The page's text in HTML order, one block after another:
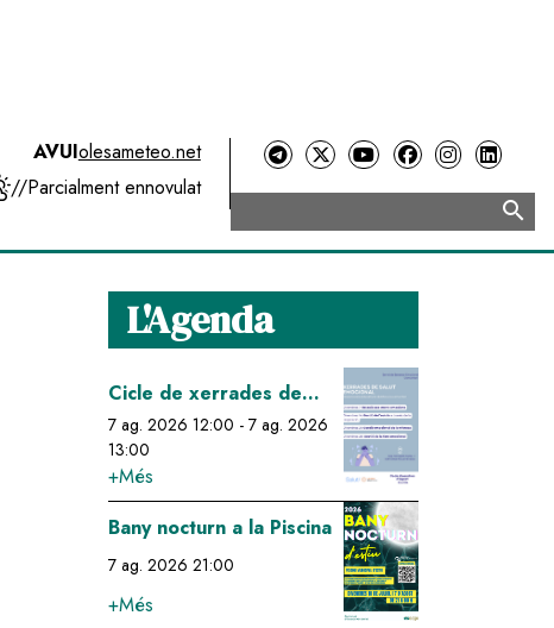
AVUIolesameteo.net
//Parcialment ennovulat
search
L'Agenda
Cicle de xerrades de
salut emocional: relació
cos-ment-emocions
7 ag. 2026 12:00 - 7 ag. 2026
13:00
+Més
Image
Bany nocturn a la Piscina
7 ag. 2026 21:00
+Més
Image